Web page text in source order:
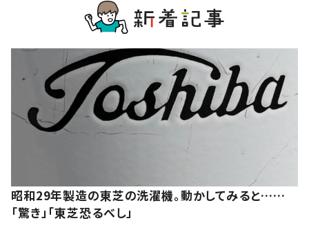
昭和29年製造の東芝の洗濯機。動かしてみると……
「驚き」「東芝恐るべし」